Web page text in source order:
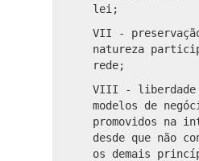
lei;
VII -
natureza
rede;
VIII - liberdade
modelos de
promovidos na
desde que não
os demais